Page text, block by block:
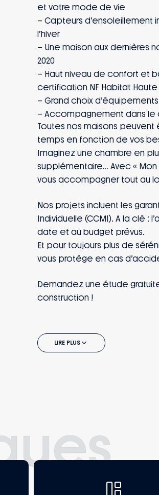
et votre mode de vie
– Capteurs d’ensoleillement
l’hiver
– Une maison aux dernières
2020
– Haut niveau de confort et
certification NF Habitat Haute
– Grand choix
– Accompagnement dans le
Toutes nos maisons
temps en fonction de vos
Imaginez une chambre en
supplémentaire… Avec « Mon
vous accompagner tout au
Nos projets incluent les
Individuelle (CCMI). A la clé :
date et au budget prévus.
Et pour toujours plus de
vous protège en cas
Demandez une étude
construction !
LIRE PLUS